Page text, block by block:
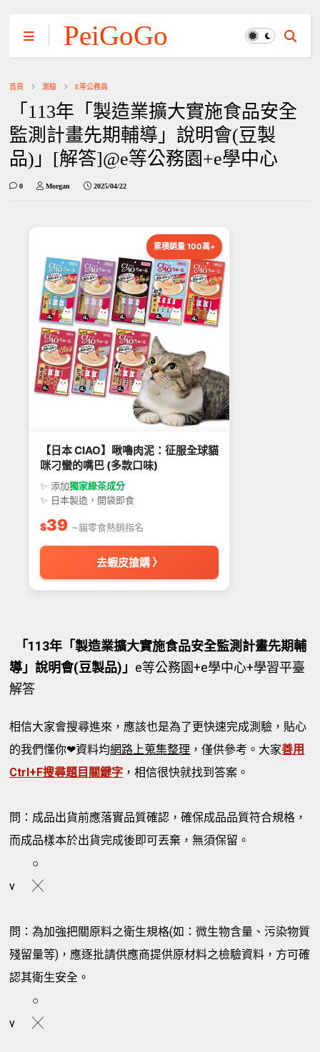
PeiGoGo
首頁 測驗 E等公務員
「113年「製造業擴大實施食品安全
監測計畫先期輔導」說明會(豆製
品)」[解答]@e等公務園+e學中心
0 Morgan 2025/04/22
累積銷量 100萬+
【日本 CIAO】啾嚕肉泥：征服全球貓
咪刁蠻的嘴巴 (多款口味)
✨ 添加獨家綠茶成分
✨ 日本製造，開袋即食
$39 ~貓零食熱銷指名
去蝦皮搶購 〉
「113年「製造業擴大實施食品安全監測計畫先期輔
導」說明會(豆製品)」 e等公務園+e學中心+學習平臺
解答
相信大家會搜尋進來，應該也是為了更快速完成測驗，貼心
的我們懂你❤資料均網路上蒐集整理 ，僅供參考。大家善用
Ctrl+F搜尋題目關鍵字 ，相信很快就找到答案。
問：成品出貨前應落實品質確認，確保成品品質符合規格，
而成品樣本於出貨完成後即可丟棄，無須保留。
○
v
╳
問：為加強把關原料之衛生規格(如：微生物含量、污染物質
殘留量等)，應逐批請供應商提供原材料之檢驗資料，方可確
認其衛生安全。
○
v
╳